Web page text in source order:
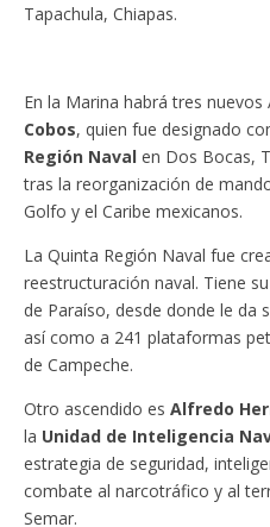
Tapachula, Chiapas.
En la Marina habrá tres nuevos
Cobos, quien fue designado
Región Naval en Dos Bocas,
tras la reorganización de
Golfo y el Caribe mexicanos.
La Quinta Región Naval fue
reestructuración naval. Tiene
de Paraíso, desde donde le da
así como a 241 plataformas
de Campeche.
Otro ascendido es Alfredo
la Unidad de Inteligencia
estrategia de seguridad,
combate al narcotráfico y al
Semar.